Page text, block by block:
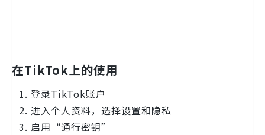
在TikTok上的使用
登录TikTok账户
进入个人资料，选择设置和隐私
启用“通行密钥”